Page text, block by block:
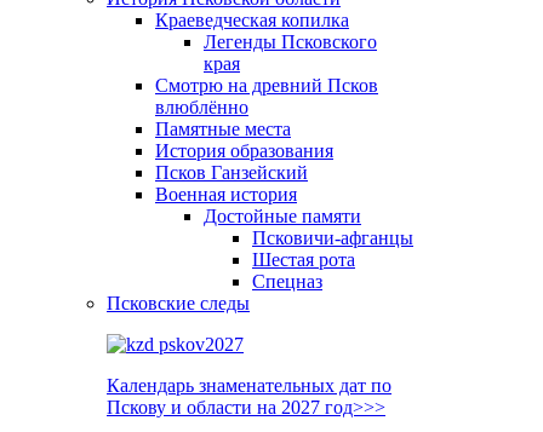
Краеведческая копилка
Легенды Псковского
края
Смотрю на древний Псков
влюблённо
Памятные места
История образования
Псков Ганзейский
Военная история
Достойные памяти
Псковичи-афганцы
Шестая рота
Спецназ
Псковские следы
Календарь знаменательных дат по
Пскову и области на 2027 год>>>